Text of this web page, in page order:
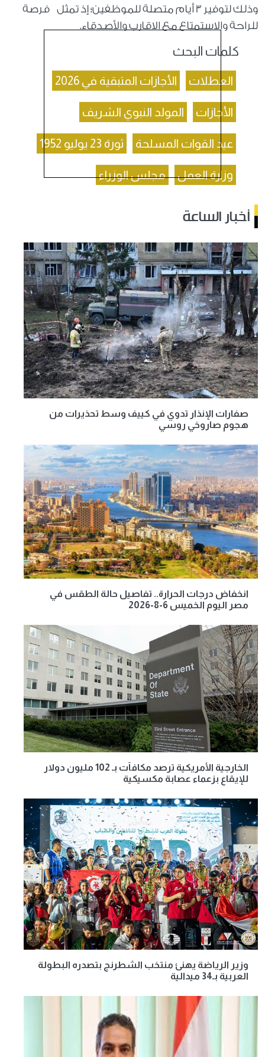
وذلك لتوفير 3 أيام متصلة للموظفين؛ إذ تمثل فرصة
للراحة والاستمتاع مع الاقارب والأصدقاء.
كلمات البحث
العطلات الأجازات المتبقية في 2026
الأجازات المولد النبوي الشريف
عيد القوات المسلحة ثورة 23 يوليو 1952
وزارة العمل مجلس الوزراء
أخبار الساعة
صفارات الإنذار تدوي في كييف وسط تحذيرات من
هجوم صاروخي روسي
انخفاض درجات الحرارة.. تفاصيل حالة الطقس في
مصر اليوم الخميس 6-8-2026
الخارجية الأمريكية ترصد مكافآت بـ 102 مليون دولار
للإيقاع بزعماء عصابة مكسيكية
وزير الرياضة يهنئ منتخب الشطرنج بتصدره البطولة
العربية بـ34 ميدالية